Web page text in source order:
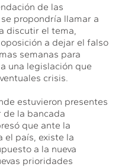
de las
propondría llamar a
discutir el tema,
a dejar el falso
semanas para
una legislación que
crisis.
estuvieron presentes
de la bancada
que ante la
el país, existe la
a la nueva
prioridades